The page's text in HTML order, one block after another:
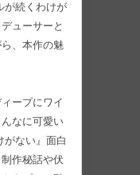
が続くわけが
ューサーと
、本作の魅
ープにワイ
なに可愛い
がない』面白
作秘話や伏